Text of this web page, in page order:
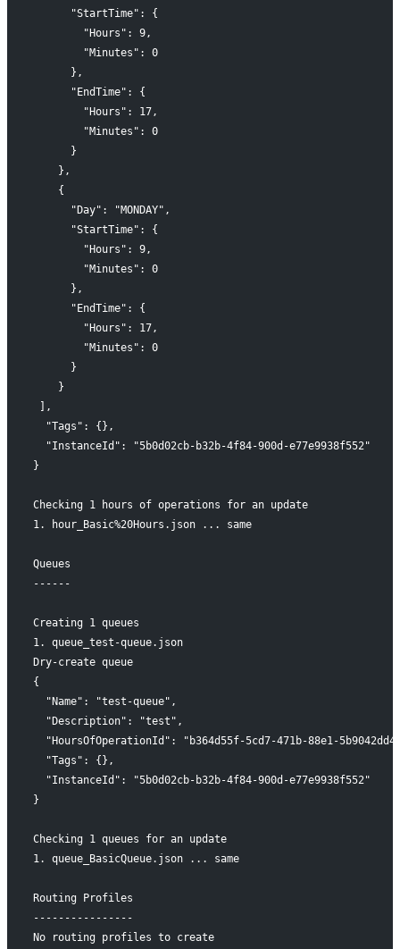
      "StartTime": {
        "Hours": 9,
        "Minutes": 0
      },
      "EndTime": {
        "Hours": 17,
        "Minutes": 0
      }
    },
    {
      "Day": "MONDAY",
      "StartTime": {
        "Hours": 9,
        "Minutes": 0
      },
      "EndTime": {
        "Hours": 17,
        "Minutes": 0
      }
    }
],
  "Tags": {},
  "InstanceId": "5b0d02cb-b32b-4f84-900d-e77e9938f552"
}
Checking 1 hours of operations for an update
1. hour_Basic%20Hours.json ... same
Queues
------
Creating 1 queues
1. queue_test-queue.json
Dry-create queue
{
  "Name": "test-queue",
  "Description": "test",
"HoursOfOperationId": "b364d55f-5cd7-471b-88e1-
  "Tags": {},
  "InstanceId": "5b0d02cb-b32b-4f84-900d-e77e9938f552"
}
Checking 1 queues for an update
1. queue_BasicQueue.json ... same
Routing Profiles
----------------
No routing profiles to create